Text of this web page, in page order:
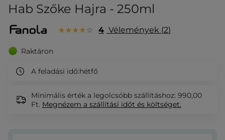
Hab Szőke Hajra - 250ml
4 Vélemények 2
Raktáron
A feladási idő:hétfő
Minimális érték a legolcsóbb szállításhoz: 990,00
Ft. Megnézem a szállítási időt és költséget.